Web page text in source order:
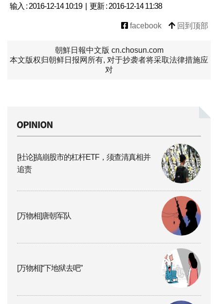
输入 : 2016-12-14 10:19 | 更新 : 2016-12-14 11:38
facebook 回到顶部
朝鮮日報中文版 cn.chosun.com
本文版权归朝鲜日报网所有, 对于抄袭者将采取法律措施应
对
[社论]搞崩股市的杠杆ETF，须查清真相并
追责
[万物相]唐朝军队
[万物相]“下地狱去吧”